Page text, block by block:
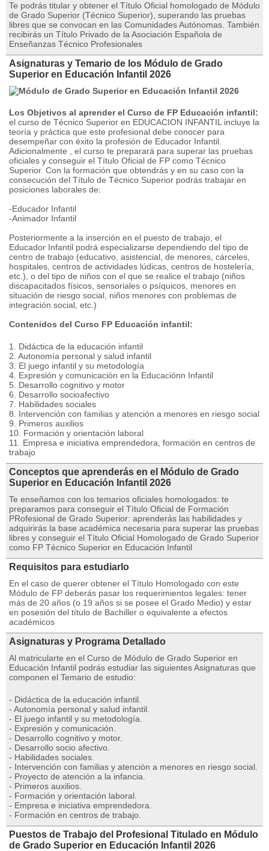
Te podrás titular y obtener el Título Oficial homologado de Módulo
de Grado Superior (Técnico Superior), superando las pruebas
libres que se convocan en las Comunidades Autónomas. También
recibirás un Título Privado de la Asociación Española de
Enseñanzas Técnico Profesionales
Asignaturas y Temario de los Módulo de Grado
Superior en Educación Infantil 2026
Los Objetivos al aprender el Curso de FP Educación infantil:
el curso de Técnico Superior en EDUCACION INFANTIL incluye la
teoría y práctica que este profesional debe conocer para
desempeñar con éxito la profesión de Educador Infantil.
Adicionalmente , el curso te preparará para superar las pruebas
oficiales y conseguir el Título Oficial de FP como Técnico
Superior. Con la formación que obtendrás y en su caso con la
consecución del Título de Técnico Superior podrás trabajar en
posiciones laborales de:
-Educador Infantil
-Animador Infantil
Posteriormente a la inserción en el puesto de trabajo, el
Educador Infantil podrá especializarse dependiendo del tipo de
centro de trabajo (educativo, asistencial, de menores, cárceles,
hospitales, centros de actividades lúdicas, centros de hostelería,
etc.), o del tipo de niños con el que se realice el trabajo (niños
discapacitados físicos, sensoriales o psíquicos, menores en
situación de riesgo social, niños menores con problemas de
integración social, etc.)
Contenidos del Curso FP Educación infantil:
1. Didáctica de la educación infantil
2. Autonomía personal y salud infantil
3. El juego infantil y su metodología
4. Expresión y comunicación en la Educaciónn Infantil
5. Desarrollo cognitivo y motor
6. Desarrollo socioafectivo
7. Habilidades sociales
8. Intervención con familias y atención a menores en riesgo social
9. Primeros auxilios
10. Formación y orientación laboral
11. Empresa e iniciativa emprendedora, formación en centros de
trabajo
Conceptos que aprenderás en el Módulo de Grado
Superior en Educación Infantil 2026
Te enseñamos con los temarios oficiales homologados: te
preparamos para conseguir el Título Oficial de Formación
PRofesional de Grado Superior: aprenderás las habilidades y
adquirirás la base académica necesaria para superar las pruebas
libres y conseguir el Título Oficial Homologado de Grado Superior
como FP Técnico Superior en Educación Infantil
Requisitos para estudiarlo
En el caso de querer obtener el Título Homologado con este
Módulo de FP deberás pasar los requerimientos legales: tener
más de 20 años (o 19 años si se posee el Grado Medio) y estar
en posesión del título de Bachiller o equivalente a efectos
académicos
Asignaturas y Programa Detallado
Al matricularte en el Curso de Módulo de Grado Superior en
Educación Infantil podrás estudiar las siguientes Asignaturas que
componen el Temario de estudio:
- Didáctica de la educación infantil.
- Autonomía personal y salud infantil.
- El juego infantil y su metodología.
- Expresión y comunicación.
- Desarrollo cognitivo y motor.
- Desarrollo socio afectivo.
- Habilidades sociales.
- Intervención con familias y atención a menores en riesgo social.
- Proyecto de atención a la infancia.
- Primeros auxilios.
- Formación y orientación laboral.
- Empresa e iniciativa emprendedora.
- Formación en centros de trabajo.
Puestos de Trabajo del Profesional Titulado en Módulo
de Grado Superior en Educación Infantil 2026